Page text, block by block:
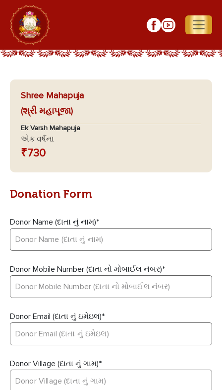
Shree Mahapuja
(શ્રી મહાપૂજા)
Ek Varsh Mahapuja
એક વર્ષના
₹730
Donation Form
Donor Name (દાતા નું નામ)*
Donor Mobile Number (દાતા નો મોબાઈલ નંબર)*
Donor Email (દાતા નું ઇમેઇલ)*
Donor Village (દાતા નું ગામ)*